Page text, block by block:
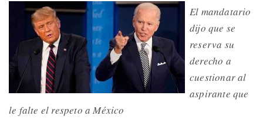
El mandatario
dijo que se
reserva su
derecho a
cuestionar al
aspirante que
le falte el respeto a México